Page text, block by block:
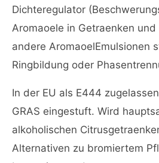
Dichteregulator
Aromaoele in Getraenken
andere AromaoelEmulsionen
Ringbildung oder
In der EU als E444
GRAS eingestuft. Wird
alkoholischen
Alternativen zu bromiertem